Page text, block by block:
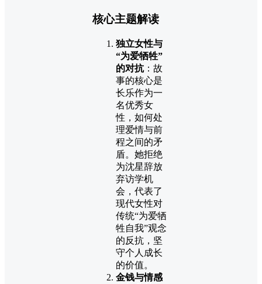
核心主题解读
独立女性与
“为爱牺牲”
的对抗：故
事的核心是
长乐作为一
名优秀女
性，如何处
理爱情与前
程之间的矛
盾。她拒绝
为沈星辞放
弃访学机
会，代表了
现代女性对
传统“为爱牺
牲自我”观念
的反抗，坚
守个人成长
的价值。
金钱与情感